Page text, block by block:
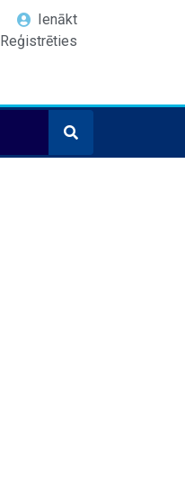
Ienākt
Reģistrēties